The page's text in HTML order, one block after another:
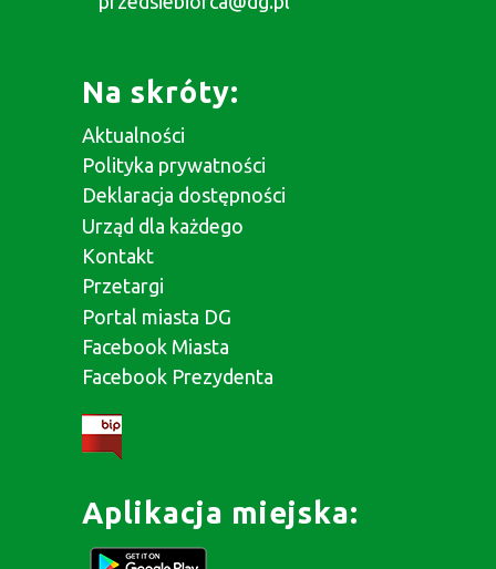
Na skróty:
Aktualności
Polityka prywatności
Deklaracja dostępności
Urząd dla każdego
Kontakt
Przetargi
Portal miasta DG
Facebook Miasta
Facebook Prezydenta
Aplikacja miejska: